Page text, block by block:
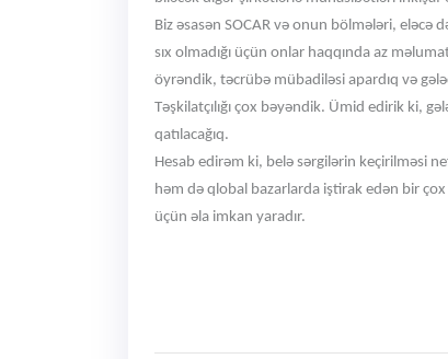
Biz əsasən SOCAR və onun bölmələri, eləcə
sıx olmadığı üçün onlar haqqında az
öyrəndik, təcrübə mübadiləsi apardıq və
Təşkilatçılığı çox bəyəndik. Ümid edirik ki,
qatılacağıq.
Hesab edirəm ki, belə sərgilərin keçirilməsi
həm də qlobal bazarlarda iştirak edən bir
üçün əla imkan yaradır.
Xəbərlərin